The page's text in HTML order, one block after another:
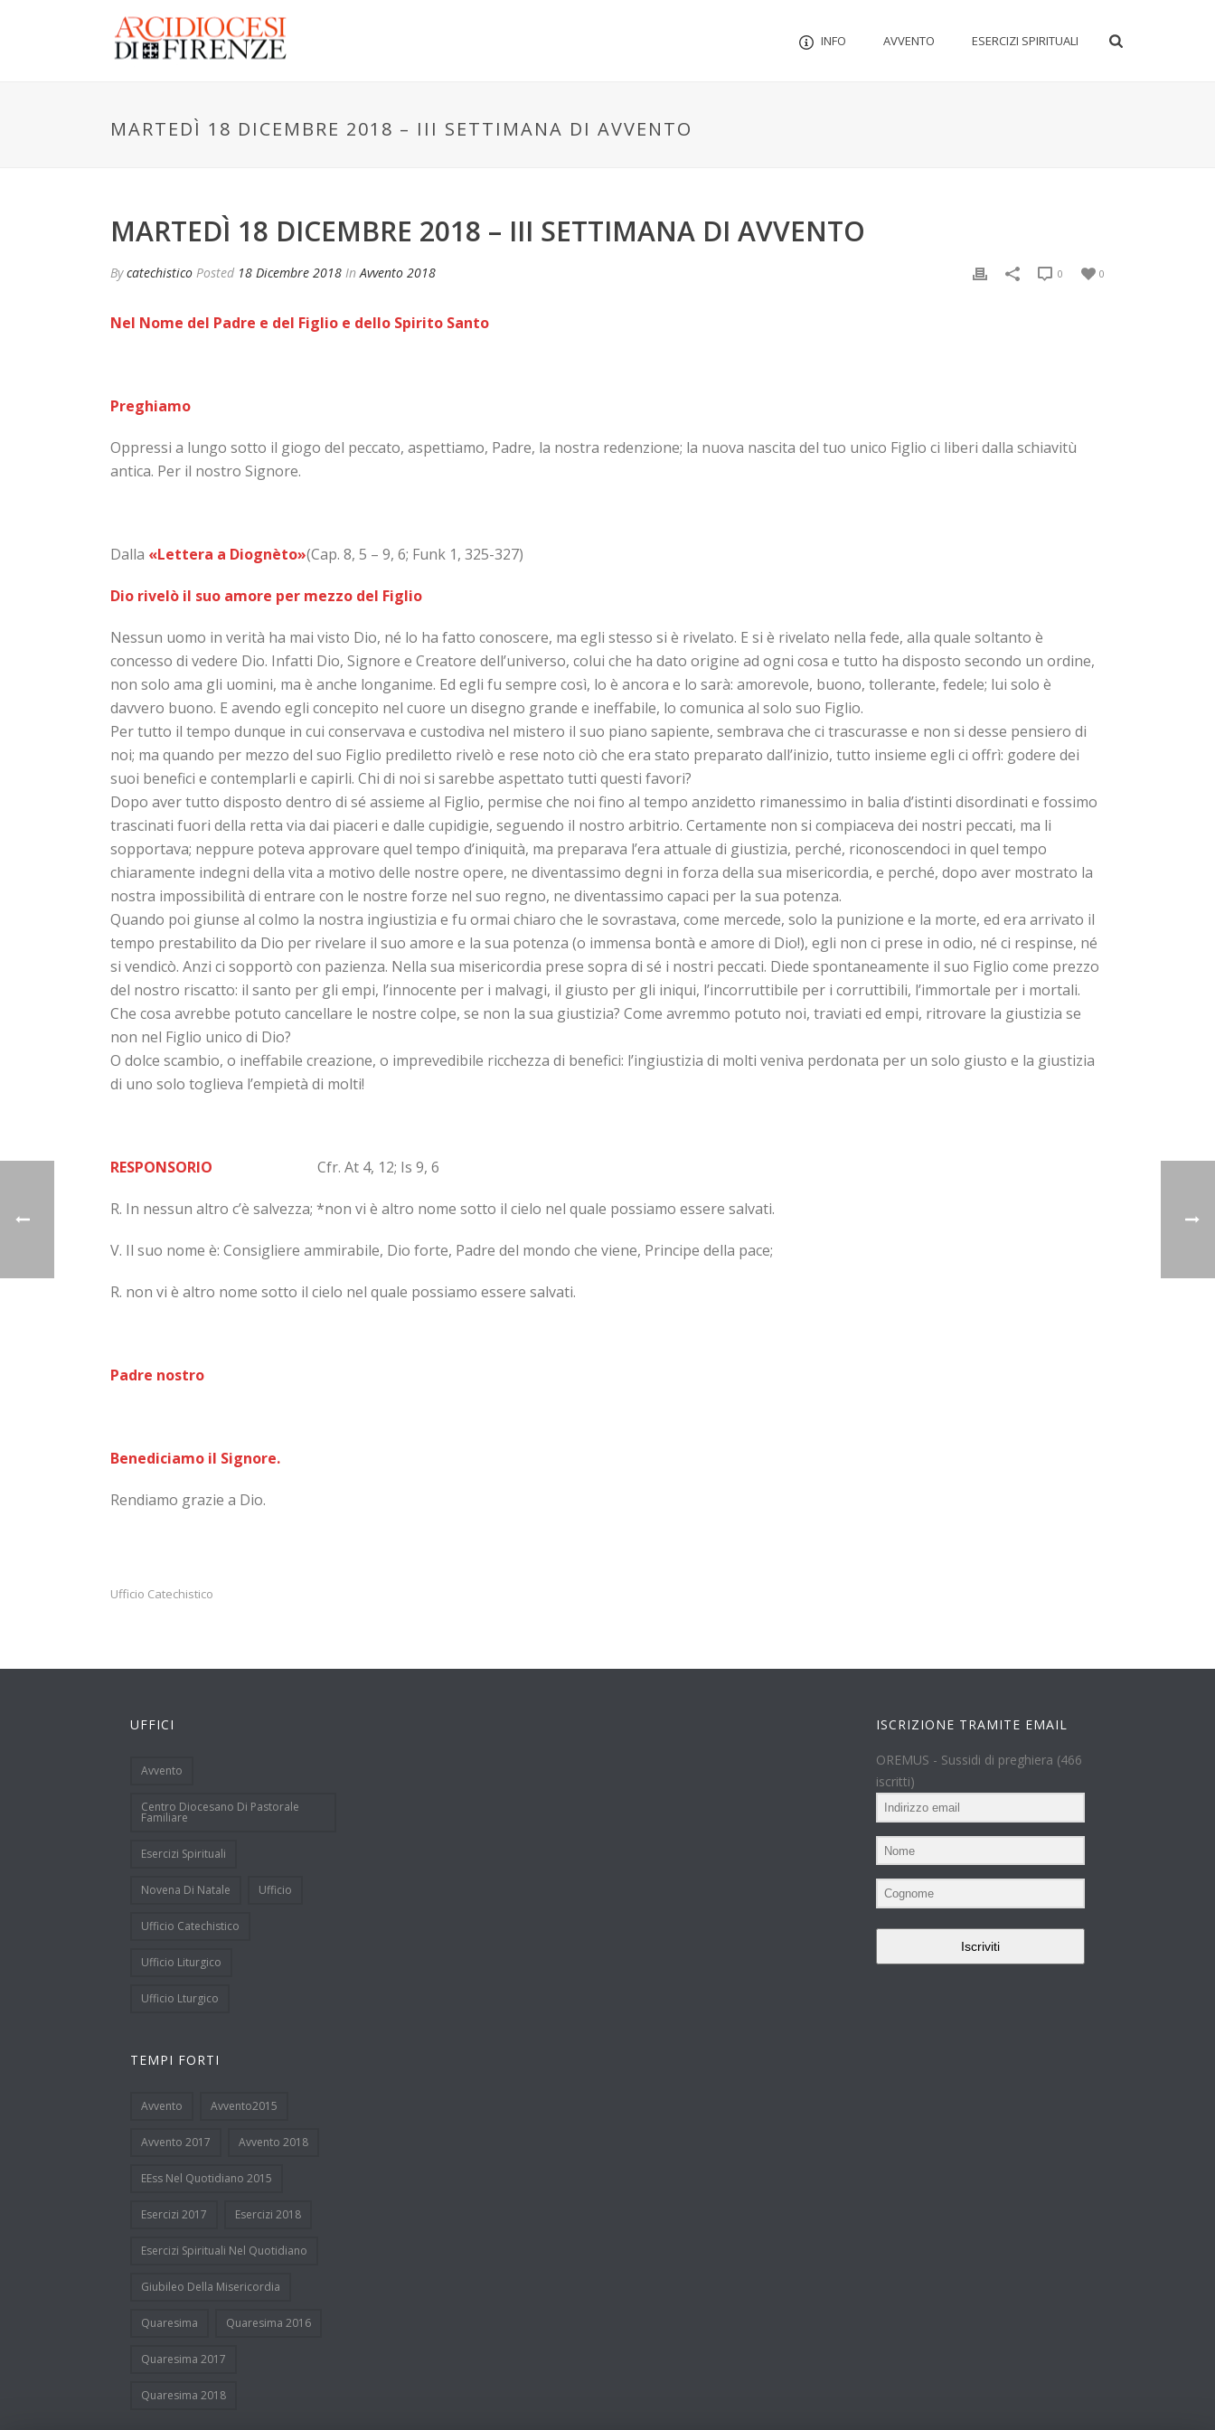
INFO AVVENTO ESERCIZI SPIRITUALI
MARTEDÌ 18 DICEMBRE 2018 – III SETTIMANA DI AVVENTO
MARTEDÌ 18 DICEMBRE 2018 – III SETTIMANA DI AVVENTO
Bycatechistico Posted 18 Dicembre 2018 InAvvento 2018 0
0
Nel Nome del Padre e del Figlio e dello Spirito Santo
Preghiamo
Oppressi a lungo sotto il giogo del peccato, aspettiamo, Padre, la nostra redenzione; la nuova nascita del tuo unico Figlio ci liberi dalla schiavitù
antica. Per il nostro Signore.
Dalla «Lettera a Diognèto»(Cap. 8, 5 – 9, 6; Funk 1, 325-327)
Dio rivelò il suo amore per mezzo del Figlio
Nessun uomo in verità ha mai visto Dio, né lo ha fatto conoscere, ma egli stesso si è rivelato. E si è rivelato nella fede, alla quale soltanto è
concesso di vedere Dio. Infatti Dio, Signore e Creatore dell’universo, colui che ha dato origine ad ogni cosa e tutto ha disposto secondo un ordine,
non solo ama gli uomini, ma è anche longanime. Ed egli fu sempre così, lo è ancora e lo sarà: amorevole, buono, tollerante, fedele; lui solo è
davvero buono. E avendo egli concepito nel cuore un disegno grande e ineffabile, lo comunica al solo suo Figlio.
Per tutto il tempo dunque in cui conservava e custodiva nel mistero il suo piano sapiente, sembrava che ci trascurasse e non si desse pensiero di
noi; ma quando per mezzo del suo Figlio prediletto rivelò e rese noto ciò che era stato preparato dall’inizio, tutto insieme egli ci offrì: godere dei
suoi benefici e contemplarli e capirli. Chi di noi si sarebbe aspettato tutti questi favori?
Dopo aver tutto disposto dentro di sé assieme al Figlio, permise che noi fino al tempo anzidetto rimanessimo in balia d’istinti disordinati e fossimo
trascinati fuori della retta via dai piaceri e dalle cupidigie, seguendo il nostro arbitrio. Certamente non si compiaceva dei nostri peccati, ma li
sopportava; neppure poteva approvare quel tempo d’iniquità, ma preparava l’era attuale di giustizia, perché, riconoscendoci in quel tempo
chiaramente indegni della vita a motivo delle nostre opere, ne diventassimo degni in forza della sua misericordia, e perché, dopo aver mostrato la
nostra impossibilità di entrare con le nostre forze nel suo regno, ne diventassimo capaci per la sua potenza.
Quando poi giunse al colmo la nostra ingiustizia e fu ormai chiaro che le sovrastava, come mercede, solo la punizione e la morte, ed era arrivato il
tempo prestabilito da Dio per rivelare il suo amore e la sua potenza (o immensa bontà e amore di Dio!), egli non ci prese in odio, né ci respinse, né
si vendicò. Anzi ci sopportò con pazienza. Nella sua misericordia prese sopra di sé i nostri peccati. Diede spontaneamente il suo Figlio come prezzo
del nostro riscatto: il santo per gli empi, l’innocente per i malvagi, il giusto per gli iniqui, l’incorruttibile per i corruttibili, l’immortale per i mortali.
Che cosa avrebbe potuto cancellare le nostre colpe, se non la sua giustizia? Come avremmo potuto noi, traviati ed empi, ritrovare la giustizia se
non nel Figlio unico di Dio?
O dolce scambio, o ineffabile creazione, o imprevedibile ricchezza di benefici: l’ingiustizia di molti veniva perdonata per un solo giusto e la giustizia
di uno solo toglieva l’empietà di molti!
RESPONSORIO Cfr. At 4, 12; Is 9, 6
R. In nessun altro c’è salvezza; *non vi è altro nome sotto il cielo nel quale possiamo essere salvati.
V. Il suo nome è: Consigliere ammirabile, Dio forte, Padre del mondo che viene, Principe della pace;
R. non vi è altro nome sotto il cielo nel quale possiamo essere salvati.
Padre nostro
Benediciamo il Signore.
Rendiamo grazie a Dio.
Ufficio Catechistico
UFFICI
Avvento
Centro Diocesano Di Pastorale
Familiare
Esercizi Spirituali
Novena Di Natale Ufficio
Ufficio Catechistico
Ufficio Liturgico
Ufficio Lturgico
TEMPI FORTI
Avvento Avvento2015
Avvento 2017 Avvento 2018
EEss Nel Quotidiano 2015
Esercizi 2017 Esercizi 2018
Esercizi Spirituali Nel Quotidiano
Giubileo Della Misericordia
Quaresima Quaresima 2016
Quaresima 2017
Quaresima 2018
ISCRIZIONE TRAMITE EMAIL
OREMUS - Sussidi di preghiera (466
iscritti)
Iscriviti